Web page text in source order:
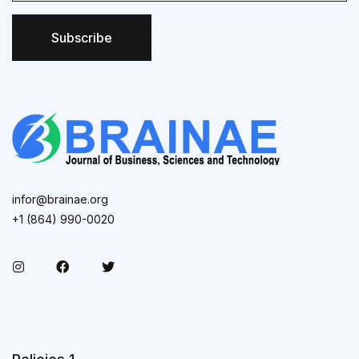
Subscribe
infor@brainae.org
+1 (864) 990-0020